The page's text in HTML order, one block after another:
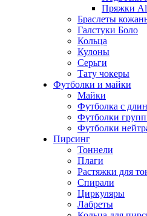
Пряжки
Браслеты
Галстуки Боло
Кольца
Кулоны
Серьги
Тату чокеры
Футболки и майки
Майки
Футболка с
Футболки
Футболки
Пирсинг
Тоннели
Плаги
Растяжки для
Спирали
Циркуляры
Лабреты